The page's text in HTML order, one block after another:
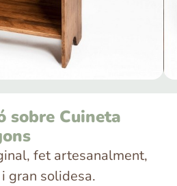
sobre Cuineta
fet artesanalment,
gran solidesa.